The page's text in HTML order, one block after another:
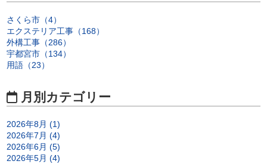
さくら市（4）
エクステリア工事（168）
外構工事（286）
宇都宮市（134）
用語（23）
月別カテゴリー
2026年8月 (1)
2026年7月 (4)
2026年6月 (5)
2026年5月 (4)